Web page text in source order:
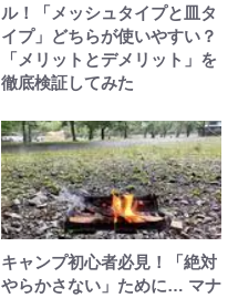
ル！「メッシュタイプと皿タ
イプ」どちらが使いやすい？
「メリットとデメリット」を
徹底検証してみた
キャンプ初心者必見！「絶対
やらかさない」ために… マナ